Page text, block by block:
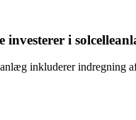
investerer i
inkluderer indregning